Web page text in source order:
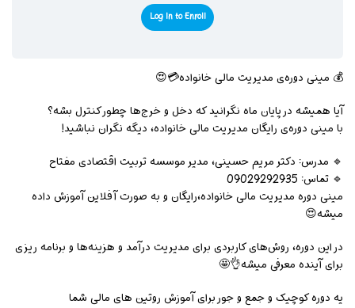
Log In to Enroll
💰 مینی دوره‌ی مدیریت مالی خانواده💳😍
آیا همیشه در پایان ماه نگرانید که دخل و خرج‌ها چطور کنترل بشه؟
با مینی دوره‌ی رایگان مدیریت مالی خانواده، دیگه نگران نباشید!
🔹 مدرس: دکتر مریم حسینی، مدیر موسسه تربیت اقتصادی مفتاح
🔹 تماس: 09029292935
مینی دوره مدیریت مالی خانواده،رایگان و به صورت آفلاین آموزش داده
میشه😍
در این دوره، روش‌های کاربردی برای مدیریت درآمد و هزینه‌ها و برنامه ریزی
برای آینده معرفی میشه👌🤩
یه دوره کوچیک و جمع و جور برای آموزش روتین های مالی شما